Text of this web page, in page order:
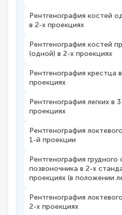
Рентгенография костей
в 2-х проекциях
Рентгенография костей
(одной) в 2-х проекциях
Рентгенография крестца
проекциях
Рентгенография легких в
проекциях
Рентгенография
1-й проекции
Рентгенография грудного
позвоночника в 2-х
проекциях (в положении
Рентгенография
2-х проекциях